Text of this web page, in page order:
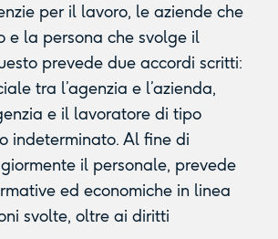
per il lavoro, le aziende che
e la persona che svolge il
prevede due accordi scritti:
tra l’agenzia e l’azienda,
e il lavoratore di tipo
indeterminato. Al fine di
il personale, prevede
ed economiche in linea
svolte, oltre ai diritti